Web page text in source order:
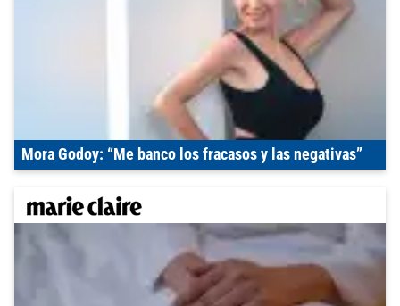
Mora Godoy: “Me banco los fracasos y las negativas”